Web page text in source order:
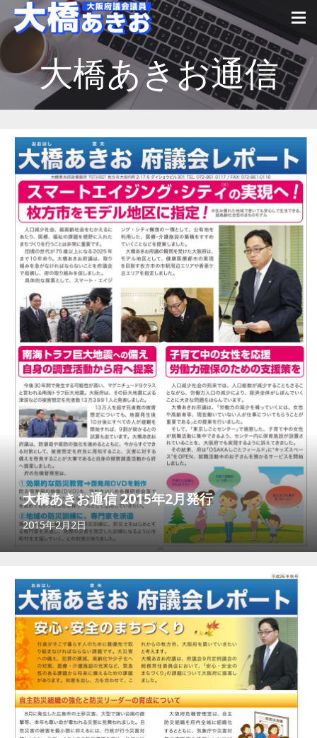
大橋あきお通信
大橋あきお通信 2015年2月発行
2015年2月2日